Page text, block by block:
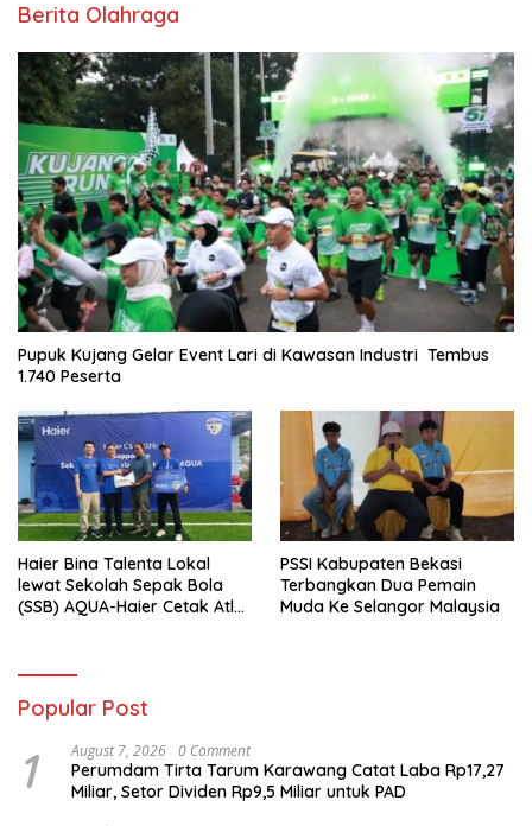
Berita Olahraga
Pupuk Kujang Gelar Event Lari di Kawasan Industri Tembus
1.740 Peserta
Haier Bina Talenta Lokal
lewat Sekolah Sepak Bola
(SSB) AQUA-Haier Cetak Atlet
PSSI Kabupaten Bekasi
Terbangkan Dua Pemain
Muda Ke Selangor Malaysia
Popular Post
1 August 7, 2026 0 Comment
Perumdam Tirta Tarum Karawang Catat Laba Rp17,27
Miliar, Setor Dividen Rp9,5 Miliar untuk PAD